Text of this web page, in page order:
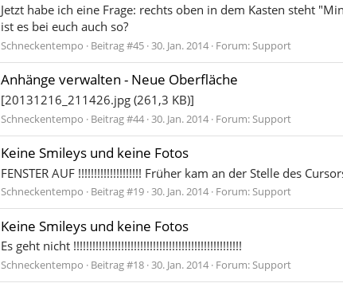
Jetzt habe ich eine Frage: rechts oben in dem Kasten steht
ist es bei euch auch so?
Schneckentempo Beitrag #45 30. Jan. 2014 Forum:Support
Anhänge verwalten - Neue Oberfläche
[20131216_211426.jpg (261,3 KB)]
Schneckentempo Beitrag #44 30. Jan. 2014 Forum: Support
Keine Smileys und keine Fotos
FENSTER AUF !!!!!!!!!!!!!!!!!!!! Früher kam an der Stelle des
Schneckentempo Beitrag #19 30. Jan. 2014 Forum:Support
Keine Smileys und keine Fotos
Es geht nicht !!!!!!!!!!!!!!!!!!!!!!!!!!!!!!!!!!!!!!!!!!!!!!!!!!!!!
Schneckentempo Beitrag #18 30. Jan. 2014 Forum:Support